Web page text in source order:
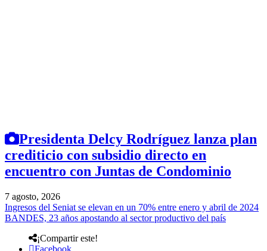
Presidenta Delcy Rodríguez lanza plan
crediticio con subsidio directo en
encuentro con Juntas de Condominio
7 agosto, 2026
Ingresos del Seniat se elevan en un 70% entre enero y abril de 2024
BANDES, 23 años apostando al sector productivo del país
¡Compartir este!
Facebook